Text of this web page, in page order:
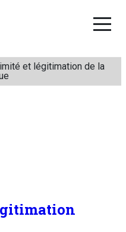
et légitimation de la